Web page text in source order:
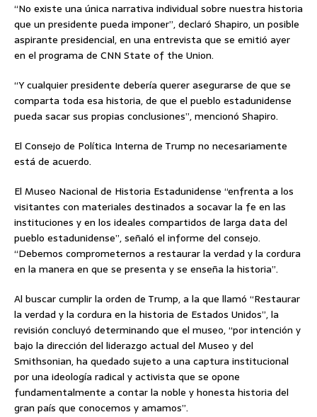
“No existe una única narrativa individual sobre nuestra historia
que un presidente pueda imponer”, declaró Shapiro, un posible
aspirante presidencial, en una entrevista que se emitió ayer
en el programa de CNN State of the Union.
“Y cualquier presidente debería querer asegurarse de que se
comparta toda esa historia, de que el pueblo estadunidense
pueda sacar sus propias conclusiones”, mencionó Shapiro.
El Consejo de Política Interna de Trump no necesariamente
está de acuerdo.
El Museo Nacional de Historia Estadunidense “enfrenta a los
visitantes con materiales destinados a socavar la fe en las
instituciones y en los ideales compartidos de larga data del
pueblo estadunidense”, señaló el informe del consejo.
“Debemos comprometernos a restaurar la verdad y la cordura
en la manera en que se presenta y se enseña la historia”.
Al buscar cumplir la orden de Trump, a la que llamó “Restaurar
la verdad y la cordura en la historia de Estados Unidos”, la
revisión concluyó determinando que el museo, “por intención y
bajo la dirección del liderazgo actual del Museo y del
Smithsonian, ha quedado sujeto a una captura institucional
por una ideología radical y activista que se opone
fundamentalmente a contar la noble y honesta historia del
gran país que conocemos y amamos”.